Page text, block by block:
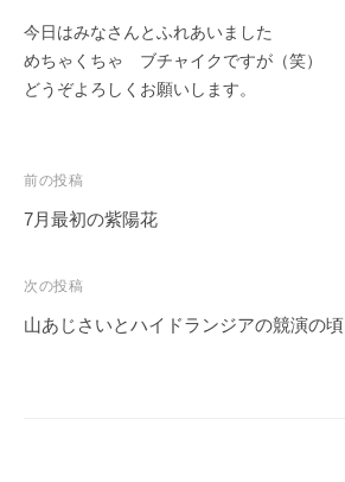
今日はみなさんとふれあいました
めちゃくちゃ ブチャイクですが（笑）
どうぞよろしくお願いします。
投
稿
ビ
ゲ
前の投稿
7月最初の紫陽花
次の投稿
山あじさいとハイドランジアの競演の頃